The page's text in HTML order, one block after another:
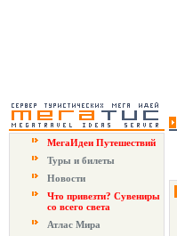
МегаИдеи Путешествий
Туры и билеты
Новости
Что привезти? Сувениры
со всего света
Атлас Мира